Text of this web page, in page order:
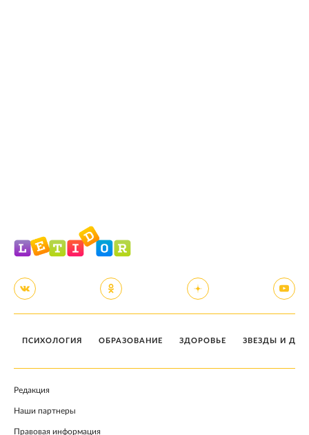
ПСИХОЛОГИЯ ОБРАЗОВАНИЕ ЗДОРОВЬЕ ЗВЕЗДЫ И
Редакция
Наши партнеры
Правовая информация